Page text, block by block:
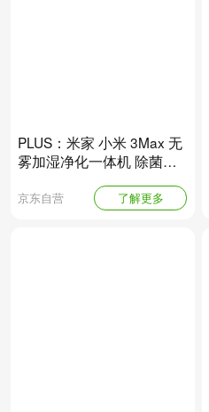
PLUS：米家 小米 3Max 无
雾加湿净化一体机 除菌除
京东自营 了解更多